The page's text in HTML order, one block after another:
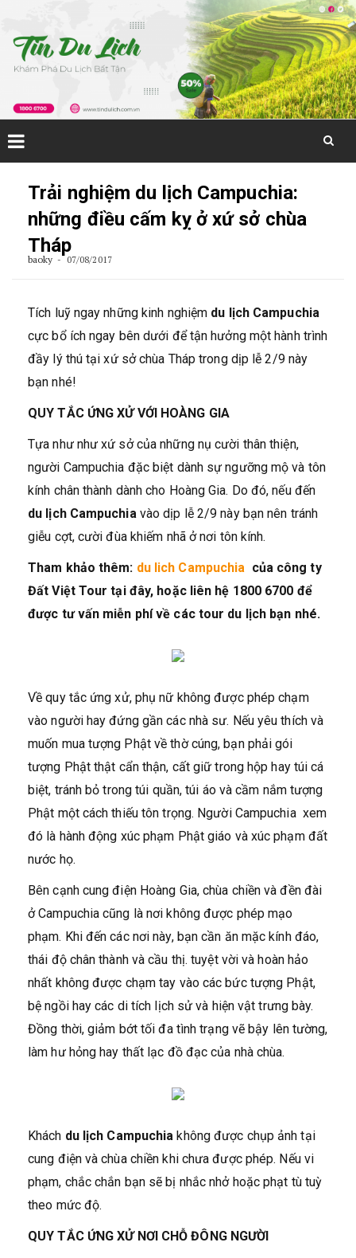
Trải nghiệm du lịch Campuchia:
những điều cấm kỵ ở xứ sở chùa
Tháp
baoky 07/08/2017
Tích luỹ ngay những kinh nghiệm du lịch Campuchia
cực bổ ích ngay bên dưới để tận hưởng một hành trình
đầy lý thú tại xứ sở chùa Tháp trong dịp lễ 2/9 này
bạn nhé!
QUY TẮC ỨNG XỬ VỚI HOÀNG GIA
Tựa như như xứ sở của những nụ cười thân thiện,
người Campuchia đặc biệt dành sự ngưỡng mộ và tôn
kính chân thành dành cho Hoàng Gia. Do đó, nếu đến
du lịch Campuchiavào dịp lễ 2/9 này bạn nên tránh
giễu cợt, cười đùa khiếm nhã ở nơi tôn kính.
Tham khảo thêm: du lich Campuchia của công ty
Đất Việt Tour tại đây, hoặc liên hệ 1800 6700 để
được tư vấn miễn phí về các tour du lịch bạn nhé.
Về quy tắc ứng xử, phụ nữ không được phép chạm
vào người hay đứng gần các nhà sư. Nếu yêu thích và
muốn mua tượng Phật về thờ cúng, bạn phải gói
tượng Phật thật cẩn thận, cất giữ trong hộp hay túi cá
biệt, tránh bỏ trong túi quần, túi áo và cầm nắm tượng
Phật một cách thiếu tôn trọng. Người Campuchia xem
đó là hành động xúc phạm Phật giáo và xúc phạm đất
nước họ.
Bên cạnh cung điện Hoàng Gia, chùa chiền và đền đài
ở Campuchia cũng là nơi không được phép mạo
phạm. Khi đến các nơi này, bạn cần ăn mặc kính đáo,
thái độ chân thành và cầu thị. tuyệt vời và hoàn hảo
nhất không được chạm tay vào các bức tượng Phật,
bệ ngồi hay các di tích lịch sử và hiện vật trưng bày.
Đồng thời, giảm bớt tối đa tình trạng vẽ bậy lên tường,
làm hư hỏng hay thất lạc đồ đạc của nhà chùa.
Khách du lịch Campuchia không được chụp ảnh tại
cung điện và chùa chiền khi chưa được phép. Nếu vi
phạm, chắc chắn bạn sẽ bị nhắc nhở hoặc phạt tù tuỳ
theo mức độ.
QUY TẮC ỨNG XỬ NƠI CHỖ ĐÔNG NGƯỜI